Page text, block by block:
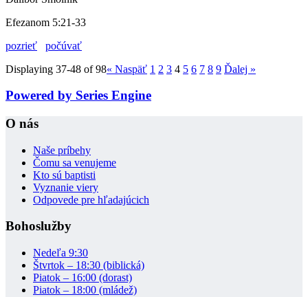
Efezanom 5:21-33
pozrieť
počúvať
Displaying 37-48 of 98« Naspäť 1 2 3 4 5 6 7 8 9 Ďalej »
Powered by Series Engine
O nás
Naše príbehy
Čomu sa venujeme
Kto sú baptisti
Vyznanie viery
Odpovede pre hľadajúcich
Bohoslužby
Nedeľa 9:30
Štvrtok – 18:30 (biblická)
Piatok – 16:00 (dorast)
Piatok – 18:00 (mládež)